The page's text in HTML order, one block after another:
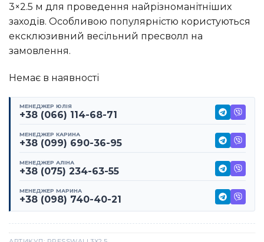
3×2.5 м для проведення найрізноманітніших
заходів. Особливою популярністю користуються
ексклюзивний весільний пресволл на
замовлення.
Немає в наявності
МЕНЕДЖЕР ЮЛІЯ
+38 (066) 114-68-71
МЕНЕДЖЕР КАРИНА
+38 (099) 690-36-95
МЕНЕДЖЕР АЛІНА
+38 (075) 234-63-55
МЕНЕДЖЕР МАРИНА
+38 (098) 740-40-21